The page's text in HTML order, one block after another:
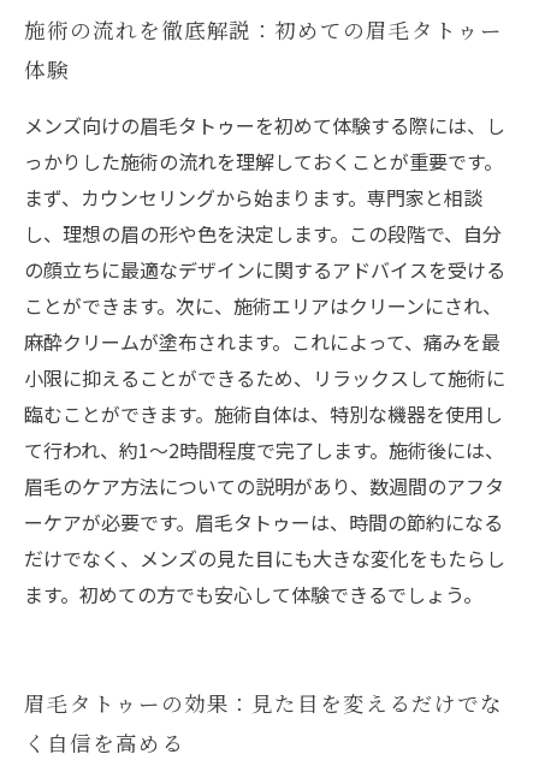
施術の流れを徹底解説：初めての眉毛タトゥー
体験
メンズ向けの眉毛タトゥーを初めて体験する際には、し
っかりした施術の流れを理解しておくことが重要です。
まず、カウンセリングから始まります。専門家と相談
し、理想の眉の形や色を決定します。この段階で、自分
の顔立ちに最適なデザインに関するアドバイスを受ける
ことができます。次に、施術エリアはクリーンにされ、
麻酔クリームが塗布されます。これによって、痛みを最
小限に抑えることができるため、リラックスして施術に
臨むことができます。施術自体は、特別な機器を使用し
て行われ、約1〜2時間程度で完了します。施術後には、
眉毛のケア方法についての説明があり、数週間のアフタ
ーケアが必要です。眉毛タトゥーは、時間の節約になる
だけでなく、メンズの見た目にも大きな変化をもたらし
ます。初めての方でも安心して体験できるでしょう。
眉毛タトゥーの効果：見た目を変えるだけでな
く自信を高める